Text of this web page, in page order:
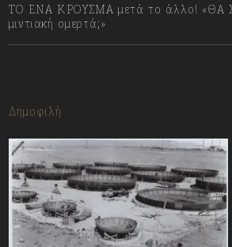
ΤΟ ΕΝΑ ΚΡΟΥΣΜΑ μετά το άλλο! «ΘΑ
μιντιακή ομερτά;»
Δημοφιλή